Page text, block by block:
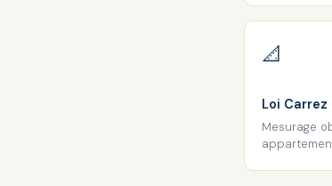
📐
Loi Carrez
Mesurage